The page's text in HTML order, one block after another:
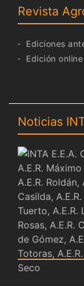
Revista
Ediciones
Edición online
Noticias